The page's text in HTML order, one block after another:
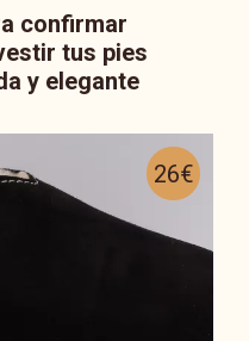
confirmar
tus pies
y elegante
26€